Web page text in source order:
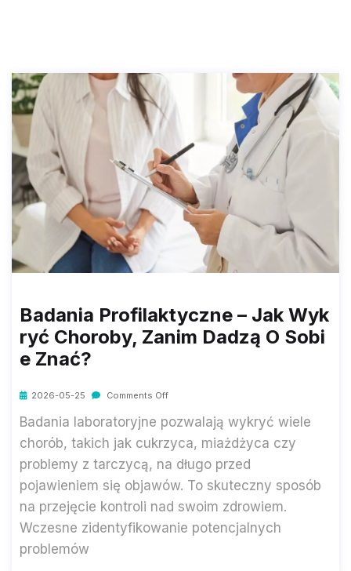
Badania Profilaktyczne – Jak Wyk
Ryć Choroby, Zanim Dadzą O Sobi
E Znać?
2026-05-25 Comments Off
Badania laboratoryjne pozwalają wykryć wiele
chorób, takich jak cukrzyca, miażdżyca czy
problemy z tarczycą, na długo przed
pojawieniem się objawów. To skuteczny sposób
na przejęcie kontroli nad swoim zdrowiem.
Wczesne zidentyfikowanie potencjalnych
problemów